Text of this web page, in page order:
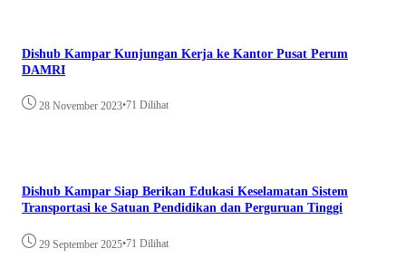
Dishub Kampar Kunjungan Kerja ke Kantor Pusat Perum
DAMRI
28 November 2023•71 Dilihat
Dishub Kampar Siap Berikan Edukasi Keselamatan Sistem
Transportasi ke Satuan Pendidikan dan Perguruan Tinggi
29 September 2025•71 Dilihat